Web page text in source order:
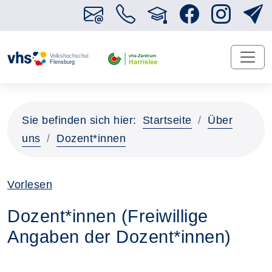
Sie befinden sich hier: Startseite
Über
uns
Dozent*innen
Vorlesen
Dozent*innen (Freiwillige
Angaben der Dozent*innen)